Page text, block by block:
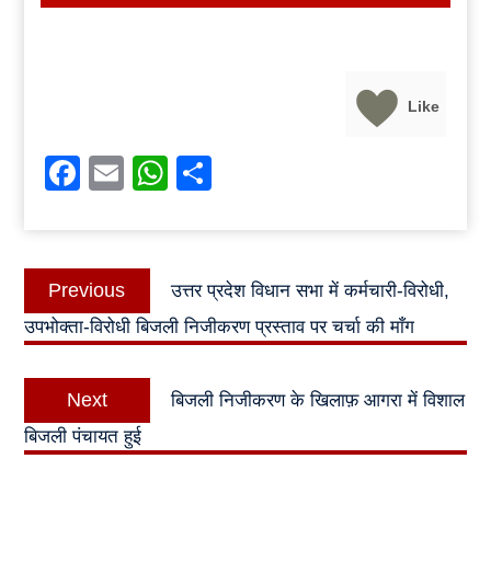
Like
Facebook
EmailWhatsApp
Post
navigation
Previous
Previous
post:
उत्तर प्रदेश विधान सभा में कर्मचारी-विरोधी,
उपभोक्ता-विरोधी बिजली निजीकरण प्रस्ताव पर चर्चा की माँग
Next
Next
post:
बिजली निजीकरण के खिलाफ़ आगरा में विशाल
बिजली पंचायत हुई